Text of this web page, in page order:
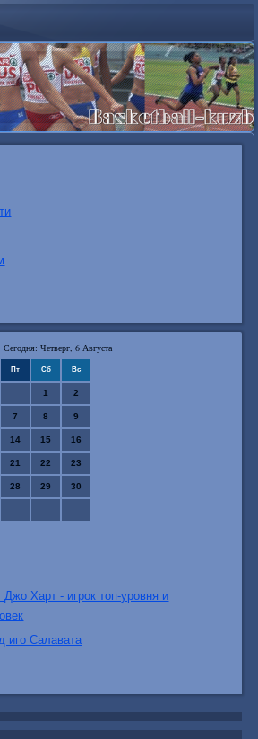
Сегодня: Четверг, 6 Августа
Пт Сб Вс
1 2
7 8 9
14 15 16
21 22 23
28 29 30
Харт - игрок топ-уровня и
иго Салавата